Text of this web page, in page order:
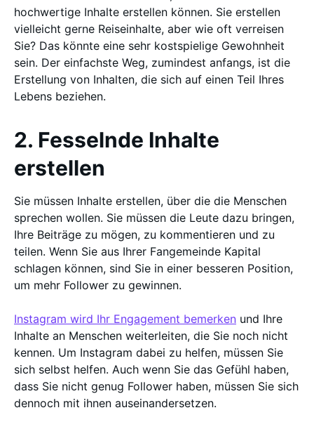
hochwertige Inhalte erstellen können. Sie erstellen
vielleicht gerne Reiseinhalte, aber wie oft verreisen
Sie? Das könnte eine sehr kostspielige Gewohnheit
sein. Der einfachste Weg, zumindest anfangs, ist die
Erstellung von Inhalten, die sich auf einen Teil Ihres
Lebens beziehen.
2. Fesselnde Inhalte
erstellen
Sie müssen Inhalte erstellen, über die die Menschen
sprechen wollen. Sie müssen die Leute dazu bringen,
Ihre Beiträge zu mögen, zu kommentieren und zu
teilen. Wenn Sie aus Ihrer Fangemeinde Kapital
schlagen können, sind Sie in einer besseren Position,
um mehr Follower zu gewinnen.
Instagram wird Ihr Engagement bemerken und Ihre
Inhalte an Menschen weiterleiten, die Sie noch nicht
kennen. Um Instagram dabei zu helfen, müssen Sie
sich selbst helfen. Auch wenn Sie das Gefühl haben,
dass Sie nicht genug Follower haben, müssen Sie sich
dennoch mit ihnen auseinandersetzen.